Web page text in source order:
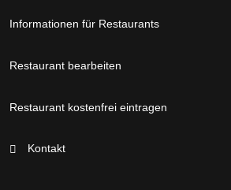
Informationen für Restaurants
Restaurant bearbeiten
Restaurant kostenfrei eintragen
Kontakt